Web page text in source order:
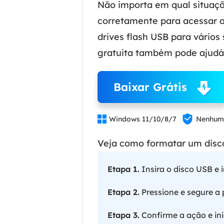
Não importa em qual
corretamente para acessar
drives flash USB para
gratuita também pode
Baixar Grátis
 Windows 11/10/8/7 
Veja como formatar um
Etapa 1. Insira o disco USB e
Etapa 2. Pressione e segure
Etapa 3. Confirme a ação e